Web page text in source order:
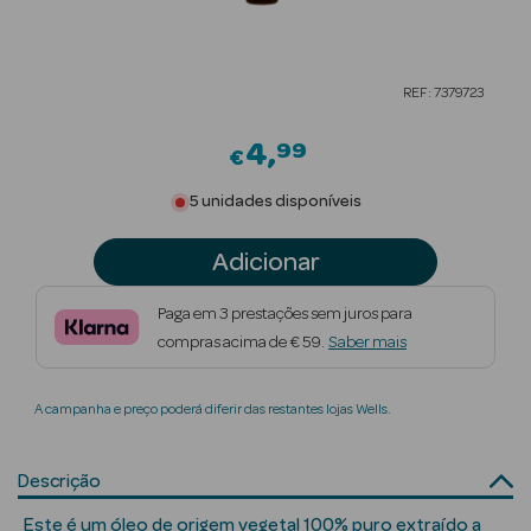
Beauty Season
Maquilhagem
Beauty Season
REF: 7379723
€4 99
5 unidades disponíveis
Adicionar
Paga em 3 prestações sem juros para
compras acima de € 59. Saber mais
A campanha e preço poderá diferir das restantes lojas Wells.
Descrição
Este é um óleo de origem vegetal 100% puro extraído a